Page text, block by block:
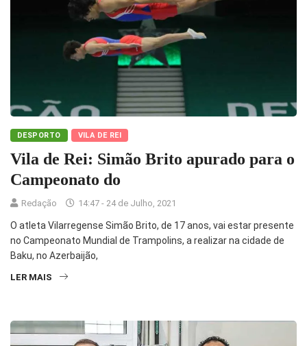
DESPORTO VILA DE REI
Vila de Rei: Simão Brito apurado para o
Campeonato do
Redação 14:47 - 24 de Julho, 2021
O atleta Vilarregense Simão Brito, de 17 anos, vai estar presente
no Campeonato Mundial de Trampolins, a realizar na cidade de
Baku, no Azerbaijão,
LER MAIS